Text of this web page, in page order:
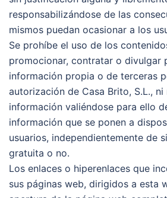
responsabilizándose de las
mismos puedan ocasionar a los
Se prohíbe el uso de los
promocionar, contratar o divulgar
información propia o de terceras
autorización de Casa Brito, S.L.,
información valiéndose para ello
información que se ponen a
usuarios, independientemente de
gratuita o no.
Los enlaces o hiperenlaces que
sus páginas web, dirigidos a esta